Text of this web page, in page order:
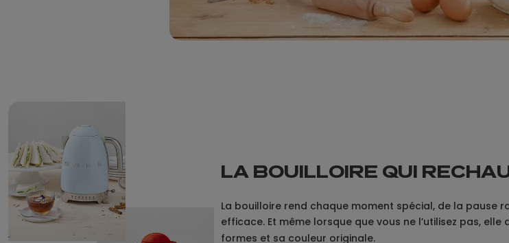
LA BOUILLOIRE QUI
La bouilloire rend chaque moment spécial, de la pause
efficace. Et même lorsque que vous ne l’utilisez pas,
formes et sa couleur originale.